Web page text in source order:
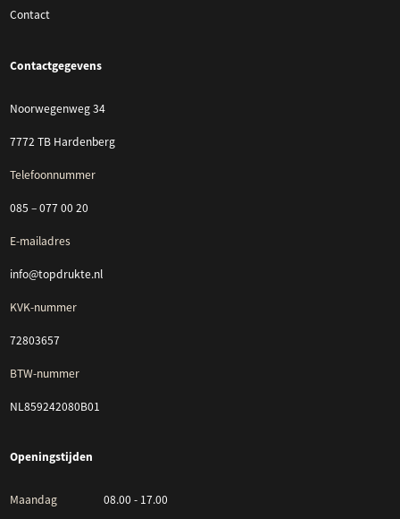
Contact
Contactgegevens
Noorwegenweg 34
7772 TB Hardenberg
Telefoonnummer
085 – 077 00 20
E-mailadres
info@topdrukte.nl
KVK-nummer
72803657
BTW-nummer
NL859242080B01
Openingstijden
Maandag 08.00 - 17.00